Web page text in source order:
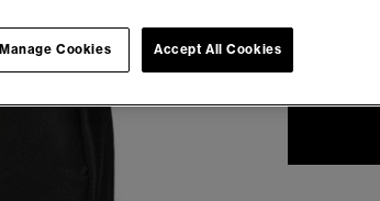
Wybierz
Stan
Accept All Cookies
Manage Cookies